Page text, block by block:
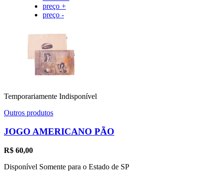
preço +
preço -
Temporariamente Indisponível
Outros produtos
JOGO AMERICANO PÃO
R$ 60,00
Disponível Somente para o Estado de SP